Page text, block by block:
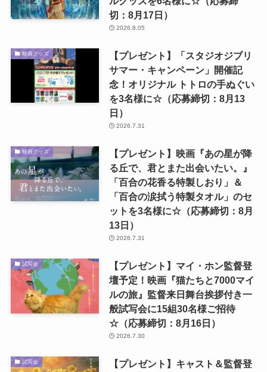
切：8月17日）
2026.8.05
映画グッズ
【プレゼント】「スタジオジブリ
サマー・キャンペーン」開催記
念！オリジナル トトロの手ぬぐい
を3名様に☆（応募締切：8月13
日）
2026.7.31
映画グッズ
【プレゼント】映画『あの星が降
る丘で、君とまた出会いたい。』
「百合の花香る特製しおり」＆
「百合の涙拭う特製タオル」のセ
ットを3名様に☆（応募締切：8月
13日）
2026.7.31
試写会
【プレゼント】マイ・ホン監督登
壇予定！映画『猫たちと7000マイ
ルの旅』監督来日舞台挨拶付き一
般試写会に15組30名様ご招待
☆（応募締切：8月16日）
2026.7.30
試写会
【プレゼント】キャスト＆監督登